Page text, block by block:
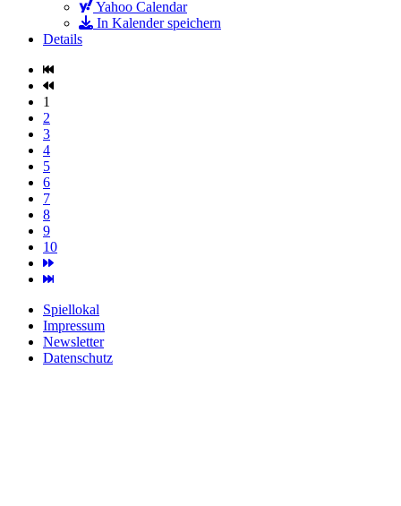
Yahoo Calendar
In Kalender speichern
Details
1
2
3
4
5
6
7
8
9
10
Spiellokal
Impressum
Newsletter
Datenschutz